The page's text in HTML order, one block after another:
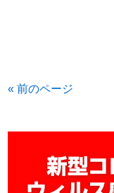
« 前のページ